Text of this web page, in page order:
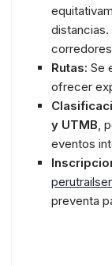
Rutas: Se
ofrecer
y UTMB,
eventos
preventa